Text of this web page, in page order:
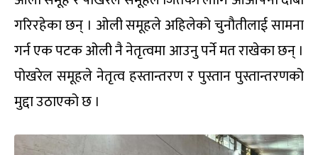
गरिरहेका छन् । ओली समूहले अहिलेको चुनौतीलाई सामना
गर्न एक पटक ओली नै नेतृत्वमा आउनु पर्ने मत राखेका छन् ।
पोखरेल समूहले नेतृत्व हस्तान्तरण र पुस्तान पुस्तान्तरणको
मुद्दा उठाएको छ ।